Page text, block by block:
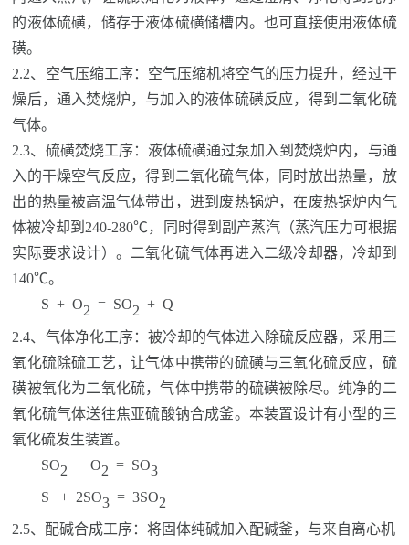
的液体硫磺，储存于液体硫磺储槽内。 也可直接使用液体硫
磺。
2.2、 空气压缩工序：空气压缩机将空气的压力提升，经过干
燥后，通入焚烧炉，与加入的液体硫磺反应，得到二氧化硫
气体。
2.3、 硫磺焚烧工序：液体硫磺通过泵加入到焚烧炉内，与通
入的干燥空气反应，得到二氧化硫气体，同时放出热量，放
出的热量被高温气体带出，进到废热锅炉，在废热锅炉内气
体被冷却到240-280℃，同时得到副产蒸汽（蒸汽压力可根据
实际要求设计）。二氧化硫气体再进入二级冷却器，冷却到
140℃。
S + O2 = SO2 + Q
2.4、 气体净化工序：被冷却的气体进入除硫反应器，采用三
氧化硫除硫工艺，让气体中携带的硫磺与三氧化硫反应，硫
磺被氧化为二氧化硫，气体中携带的硫磺被除尽。纯净的二
氧化硫气体送往焦亚硫酸钠合成釜。 本装置设计有小型的三
氧化硫发生装置。
SO2 + O2 = SO3
S + 2SO3 = 3SO2
2.5、 配碱合成工序：将固体纯碱加入配碱釜，与来自离心机